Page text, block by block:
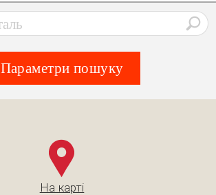
Параметри пошуку
На карті